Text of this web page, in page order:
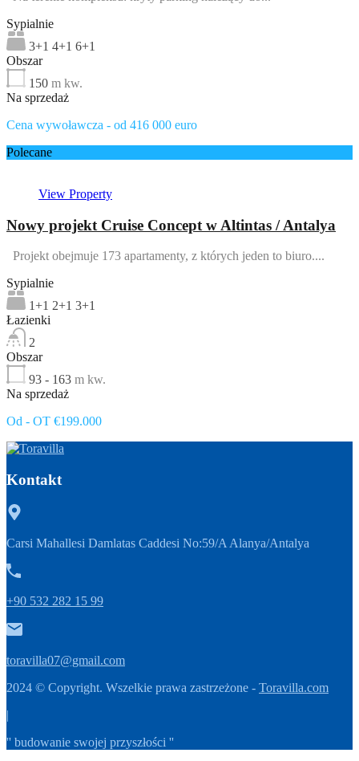
Sypialnie
3+1 4+1 6+1
Obszar
150 m kw.
Na sprzedaż
Cena wywoławcza - od 416 000 euro
Polecane
View Property
Nowy projekt Cruise Concept w Altintas / Antalya
Projekt obejmuje 173 apartamenty, z których jeden to biuro....
Sypialnie
1+1 2+1 3+1
Łazienki
2
Obszar
93 - 163 m kw.
Na sprzedaż
Od - OT €199.000
Kontakt
Carsi Mahallesi Damlatas Caddesi No:59/A Alanya/Antalya
+90 532 282 15 99
toravilla07@gmail.com
2024 © Copyright. Wszelkie prawa zastrzeżone - Toravilla.com
|
'' budowanie swojej przyszłości ''